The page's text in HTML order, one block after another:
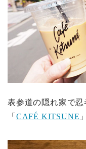
表参道の隠れ家で
「 CAFÉ KITSUNE 」